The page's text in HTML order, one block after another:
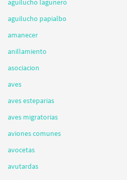
aguilucho lagunero
aguilucho papialbo
amanecer
anillamiento
asociacion
aves
aves esteparias
aves migratorias
aviones comunes
avocetas
avutardas